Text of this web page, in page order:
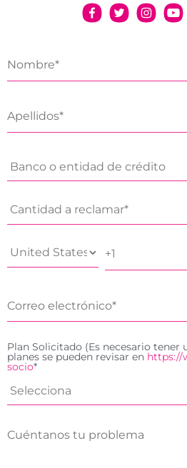
Plan Solicitado (Es necesario tener
planes se pueden revisar en https://
socio*